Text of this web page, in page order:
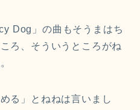
Dog」の曲もそうまはち
ろ、そういうところがね
る」とねねは言いまし